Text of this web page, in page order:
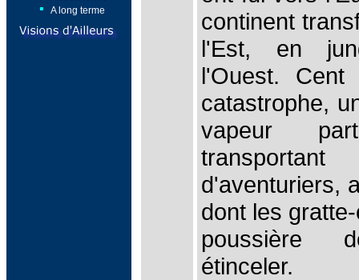
A long terme
continent
l'Est, en
l'Ouest.
catastrophe,
vapeur
d'aventuriers,
dont les
poussière
étinceler.